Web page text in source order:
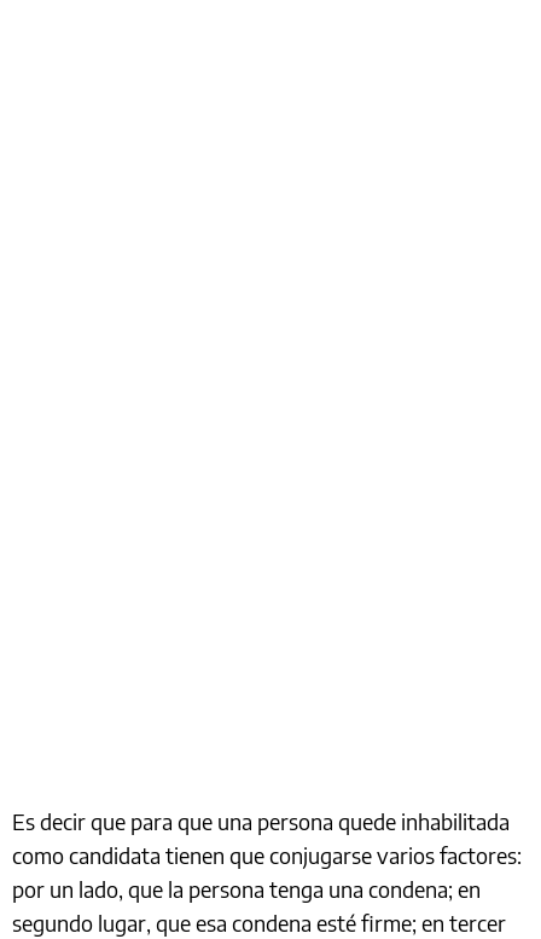
Es decir que para que una persona quede inhabilitada
como candidata tienen que conjugarse varios factores:
por un lado, que la persona tenga una condena; en
segundo lugar, que esa condena esté firme; en tercer